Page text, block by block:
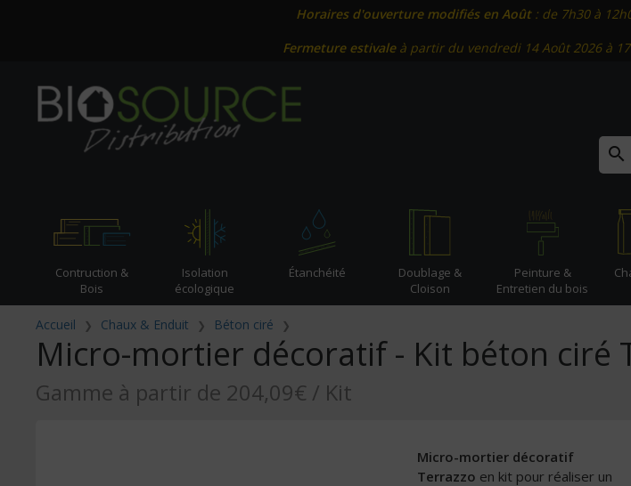
Horaires d'ouverture modifiés en Août: de 7h30 à
Fermeture estivaleà partir du vendredi 14 Août 2026 à
search
Contruction &
Bois
Isolation
écologique
Étanchéité
Doublage &
Cloison
Peinture &
Entretien du bois
Accueil Chaux & Enduit Béton ciré
Micro-mortier décoratif - Kit béton ciré
Gamme à partir de 204,09€ / Kit
Micro-mortier décoratif
Terrazzo en kit pour réaliser un